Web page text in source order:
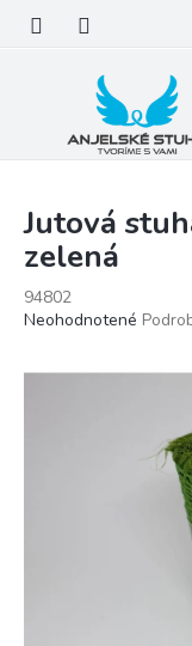
obsah
Jutová
zelená
94802
Priemerné
Neohodnotené